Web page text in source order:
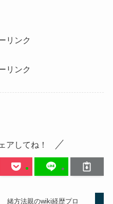
リンク
リンク
アしてね！
緒方法親のwiki経歴プロ